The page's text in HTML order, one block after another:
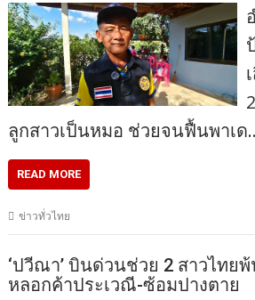
ลูกสาวเป็นหมอ ช่วยจนฟื้นพาเด
READ MORE
ข่าวทั่วไทย
‘ปวีณา’ บินด่วนช่วย 2 สาวไทย
หลอกค้าประเวณี-ซ้อมปางตาย